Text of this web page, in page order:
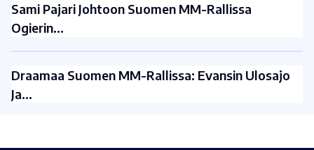
Sami Pajari Johtoon Suomen MM-Rallissa
Ogierin…
Draamaa Suomen MM-Rallissa: Evansin Ulosajo
Ja…